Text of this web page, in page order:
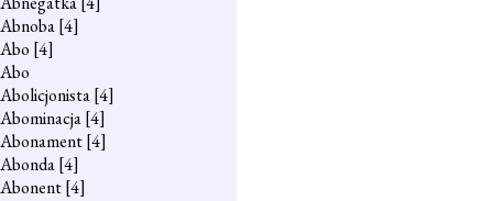
Abnoba[4]
Abo [4]
Abo
Abolicjonista[4]
Abominacja[4]
Abonament[4]
Abonda[4]
Abonent[4]